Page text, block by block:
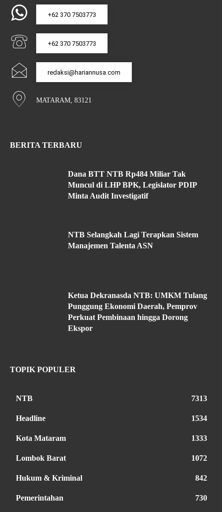
+62 370 7503773
+62 370 7503773
redaksi@hariannusa.com
MATARAM, 83121
BERITA TERBARU
Dana BTT NTB Rp484 Miliar Tak
Muncul di LHP BPK, Legislator PDIP
Minta Audit Investigatif
NTB Selangkah Lagi Terapkan Sistem
Manajemen Talenta ASN
Ketua Dekranasda NTB: UMKM Tulang
Punggung Ekonomi Daerah, Pemprov
Perkuat Pembinaan hingga Dorong
Ekspor
TOPIK POPULER
NTB 7313
Headline 1534
Kota Mataram 1333
Lombok Barat 1072
Hukum & Kriminal 842
Pemerintahan 730